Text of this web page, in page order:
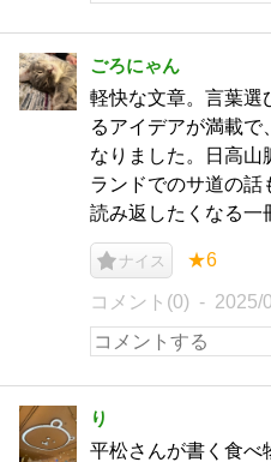
ごろにゃん
軽快な文章。言葉選
るアイデアが満載で
なりました。日高山
ランドでのサ道の話
読み返したくなる一
ナイス ★6
コメント(0) 2025/
り
平松さんが書く食べ